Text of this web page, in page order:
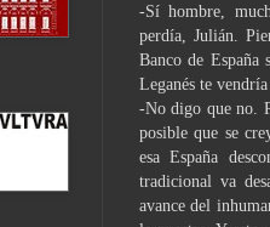
-Sí hombre,
perdía, Julián.
Banco de
Leganés te
-No digo que no.
posible que se
esa España
tradicional va
avance del